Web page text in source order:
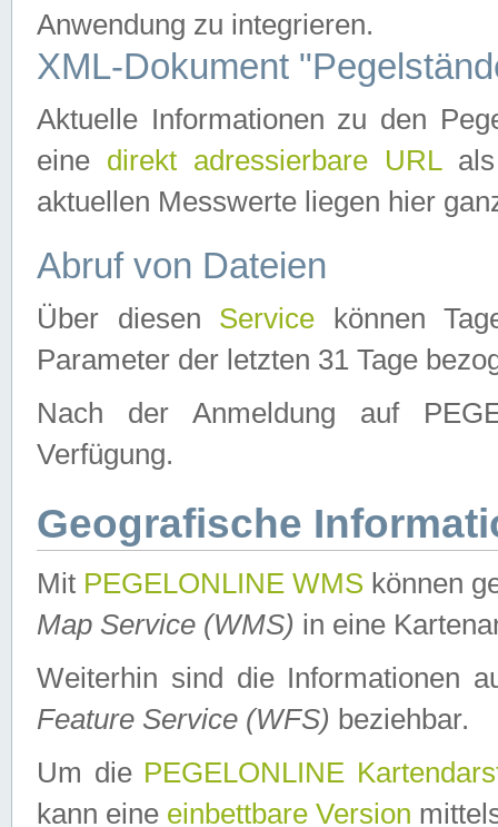
Anwendung zu integrieren.
XML-Dokument
Aktuelle Informationen zu den
eine direkt adressierbare URLals
aktuellen Messwerte liegen hier
Abruf von Dateien
Über diesen Service können
Parameter der letzten 31 Tage
Nach der Anmeldung auf
Verfügung.
Geografische
Mit PEGELONLINE WMS können
Map Service (WMS) in eine
Weiterhin sind die Informationen
Feature Service (WFS) beziehbar.
Um die PEGELONLINE
kann eine einbettbare Version